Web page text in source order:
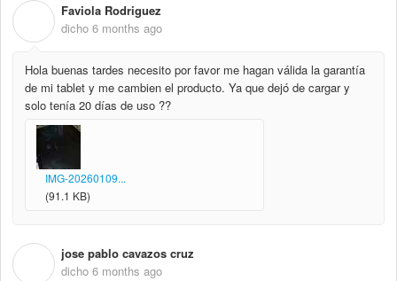
Faviola Rodriguez
dicho 6 months ago
Hola buenas tardes necesito por favor me hagan válida la garantía
de mi tablet y me cambien el producto. Ya que dejó de cargar y
solo tenía 20 días de uso ??
IMG-20260109...
(91.1 KB)
jose pablo cavazos cruz
dicho 6 months ago